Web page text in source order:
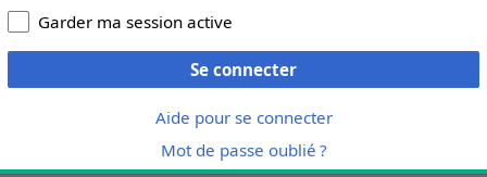
Garder ma session active
Se connecter
Aide pour se connecter
Mot de passe oublié ?